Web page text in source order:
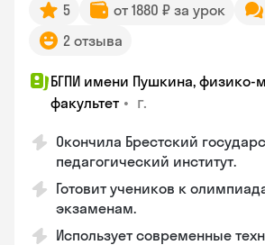
5 от 1880 ₽ за урок
2 отзыва
БГПИ имени Пушкина, физико-
факультет • г.
Окончила Брестский
педагогический институт.
Готовит учеников к
экзаменам.
Использует современные